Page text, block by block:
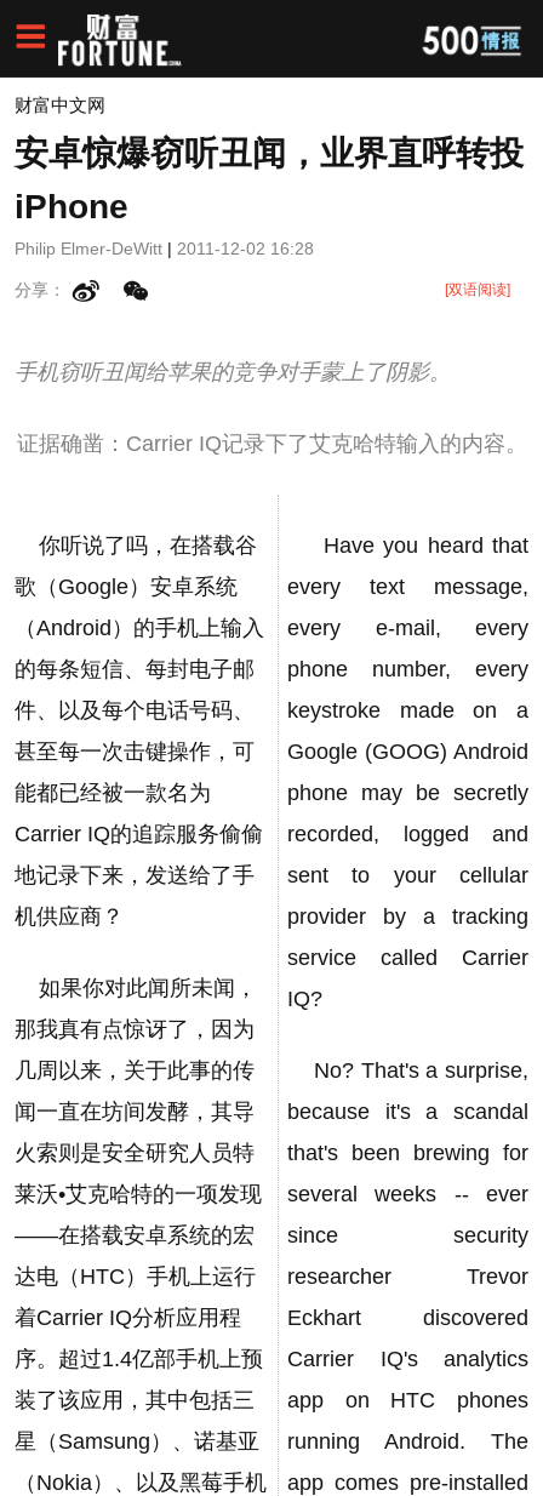
财富中文网
安卓惊爆窃听丑闻，业界直呼转投
iPhone
Philip Elmer-DeWitt | 2011-12-02 16:28
分享： [双语阅读]
手机窃听丑闻给苹果的竞争对手蒙上了阴影。
证据确凿：Carrier IQ记录下了艾克哈特输入的内容。
你听说了吗，在搭载谷
歌（Google）安卓系统
（Android）的手机上输入
的每条短信、每封电子邮
件、以及每个电话号码、
甚至每一次击键操作，可
能都已经被一款名为
Carrier IQ的追踪服务偷偷
地记录下来，发送给了手
机供应商？
如果你对此闻所未闻，
那我真有点惊讶了，因为
几周以来，关于此事的传
闻一直在坊间发酵，其导
火索则是安全研究人员特
莱沃•艾克哈特的一项发现
——在搭载安卓系统的宏
达电（HTC）手机上运行
着Carrier IQ分析应用程
序。超过1.4亿部手机上预
装了该应用，其中包括三
星（Samsung）、诺基亚
（Nokia）、以及黑莓手机
Have you heard that
every text message,
every e-mail, every
phone number, every
keystroke made on a
Google (GOOG) Android
phone may be secretly
recorded, logged and
sent to your cellular
provider by a tracking
service called Carrier
IQ?
No? That's a surprise,
because it's a scandal
that's been brewing for
several weeks -- ever
since security
researcher Trevor
Eckhart discovered
Carrier IQ's analytics
app on HTC phones
running Android. The
app comes pre-installed